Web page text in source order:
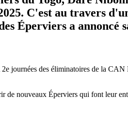
C'est au travers
Éperviers a annoncé
journées des éliminatoires de la
de nouveaux Éperviers qui font leur